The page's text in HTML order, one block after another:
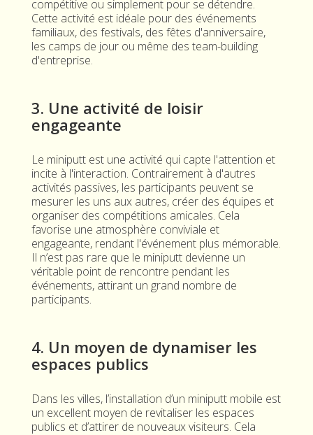
compétitive ou simplement pour se détendre.
Cette activité est idéale pour des événements
familiaux, des festivals, des fêtes d'anniversaire,
les camps de jour ou même des team-building
d'entreprise.
3. Une activité de loisir
engageante
Le miniputt est une activité qui capte l'attention et
incite à l'interaction. Contrairement à d'autres
activités passives, les participants peuvent se
mesurer les uns aux autres, créer des équipes et
organiser des compétitions amicales. Cela
favorise une atmosphère conviviale et
engageante, rendant l'événement plus mémorable.
Il n’est pas rare que le miniputt devienne un
véritable point de rencontre pendant les
événements, attirant un grand nombre de
participants.
4. Un moyen de dynamiser les
espaces publics
Dans les villes, l’installation d’un miniputt mobile est
un excellent moyen de revitaliser les espaces
publics et d’attirer de nouveaux visiteurs. Cela